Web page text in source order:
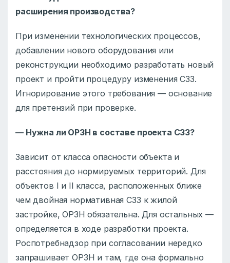
расширения производства?
При изменении технологических процессов,
добавлении нового оборудования или
реконструкции необходимо разработать новый
проект и пройти процедуру изменения СЗЗ.
Игнорирование этого требования — основание
для претензий при проверке.
— Нужна ли ОРЗН в составе проекта СЗЗ?
Зависит от класса опасности объекта и
расстояния до нормируемых территорий. Для
объектов I и II класса, расположенных ближе
чем двойная нормативная СЗЗ к жилой
застройке, ОРЗН обязательна. Для остальных —
определяется в ходе разработки проекта.
Роспотребнадзор при согласовании нередко
запрашивает ОРЗН и там, где она формально